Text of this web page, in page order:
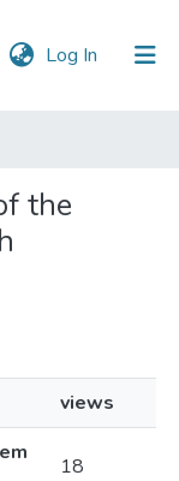
Log In (current)
the
views
18